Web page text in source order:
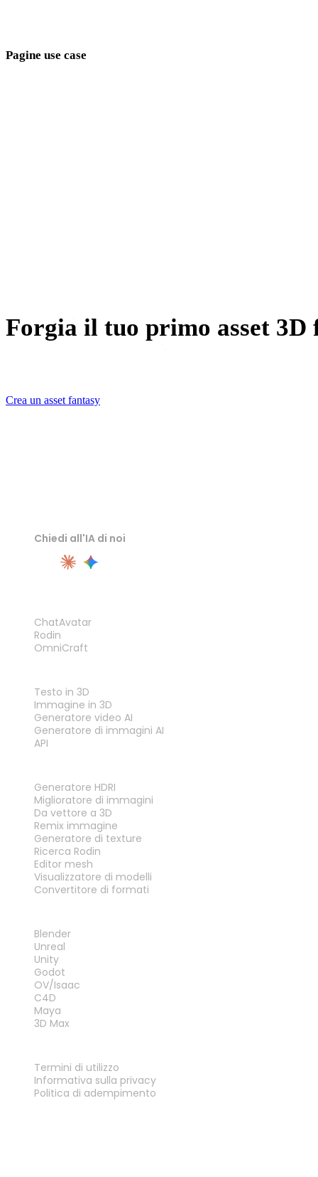
Pagine use case
Forgia il tuo primo asset 3D
Crea un asset fantasy
Chiedi all'IA di noi
ChatAvatar
Rodin
OmniCraft
Testo in 3D
Immagine in 3D
Generatore video AI
Generatore di immagini AI
API
Generatore HDRI
Miglioratore di immagini
Da vettore a 3D
Remix immagine
Generatore di texture
Ricerca Rodin
Editor mesh
Visualizzatore di modelli
Convertitore di formati
Blender
Unreal
Unity
Godot
OV/Isaac
C4D
Maya
3D Max
Termini di utilizzo
Informativa sulla privacy
Politica di adempimento